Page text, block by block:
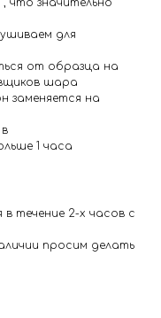
значительно
для
от образца на
шара
заменяется на
1 часа
течение 2-х часов с
просим делать